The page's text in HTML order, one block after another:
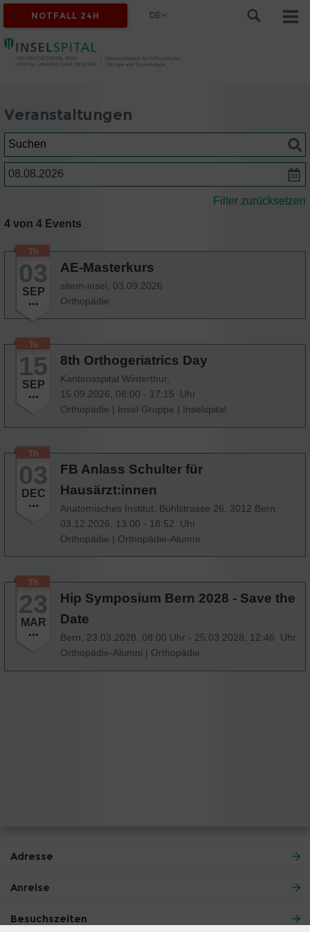
NOTFALL 24H DE
Veranstaltungen
Suchen
Datum
4 von 4 Events
Filter zurücksetzen
Th
03
SEP
AE-Masterkurs
sitem-insel,
03.09.2026
Orthopädie
Tu
15
SEP
8th Orthogeriatrics Day
Kantonsspital Winterthur,
15.09.2026, 08:00 - 17:15 Uhr
Orthopädie | Insel Gruppe | Inselspital
Th
03
DEC
FB Anlass Schulter für
Hausärzt:innen
Anatomisches Institut, Bühlstrasse 26, 3012 Bern,
03.12.2026, 13:00 - 18:52 Uhr
Orthopädie | Orthopädie-Alumni
Th
23
MAR
Hip Symposium Bern 2028 - Save the
Date
Bern, 23.03.2028, 08:00 Uhr - 25.03.2028, 12:46 Uhr
Orthopädie-Alumni | Orthopädie
Adresse
Anreise
Besuchszeiten